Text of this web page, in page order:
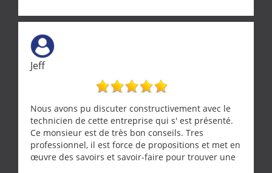
Jeff
Nous avons pu discuter constructivement avec le
technicien de cette entreprise qui s' est présenté.
Ce monsieur est de très bon conseils. Tres
professionnel, il est force de propositions et met en
œuvre des savoirs et savoir-faire pour trouver une